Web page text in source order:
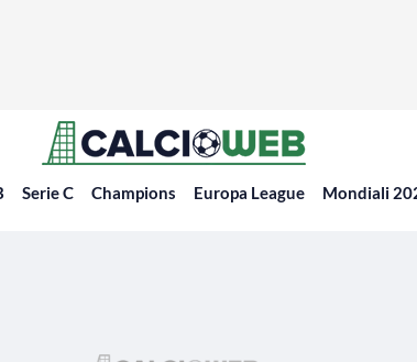
Serie C Champions Europa League Mondiali